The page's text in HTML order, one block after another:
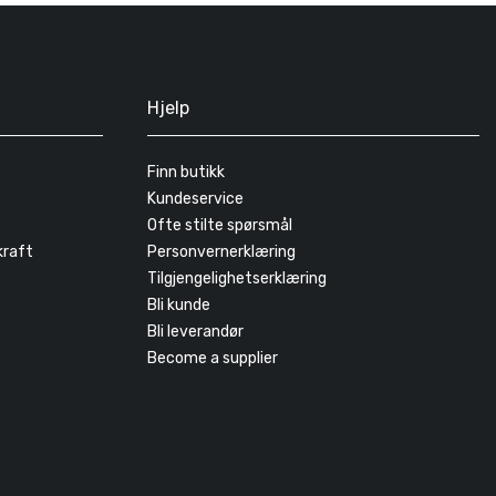
Hjelp
Finn butikk
Kundeservice
Ofte stilte spørsmål
Personvernerklæring
Tilgjengelighetserklæring
Bli kunde
Bli leverandør
Become a supplier